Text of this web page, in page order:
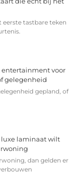
eerste tastbare teken
entertainment voor
gelegenheid
gepland, of
luxe laminaat wilt
dan gelden er